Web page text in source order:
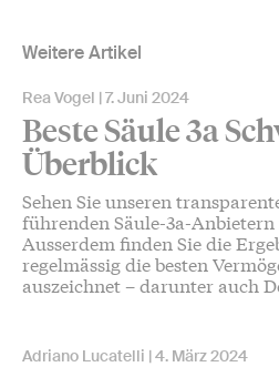
Weitere Artikel
Rea Vogel 7. Juni 2024
Beste Säule 3a
Überblick
Sehen Sie unseren
führenden Säule-3a-
Ausserdem finden Sie die
regelmässig die besten
auszeichnet – darunter auch
Adriano Lucatelli 4. März 2024